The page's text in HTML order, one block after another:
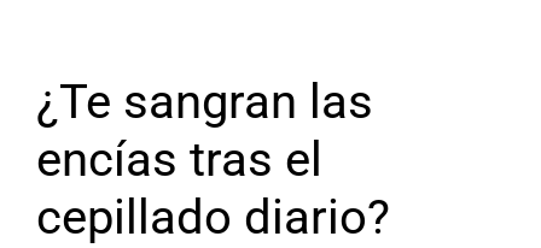
¿Te sangran las
encías tras el
cepillado diario?